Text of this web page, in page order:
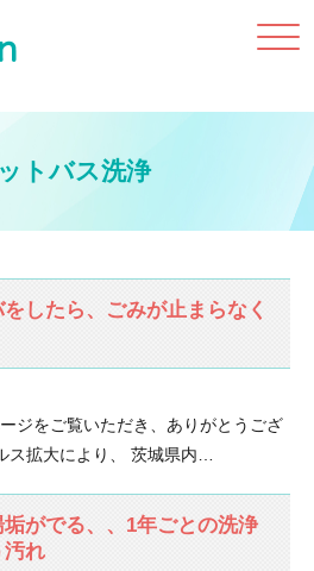
Click
トバス洗浄
したら、ごみが止まらなく
ジをご覧いただき、ありがとうござ
ス拡大により、 茨城県内…
がでる、、1年ごとの洗浄
汚れ